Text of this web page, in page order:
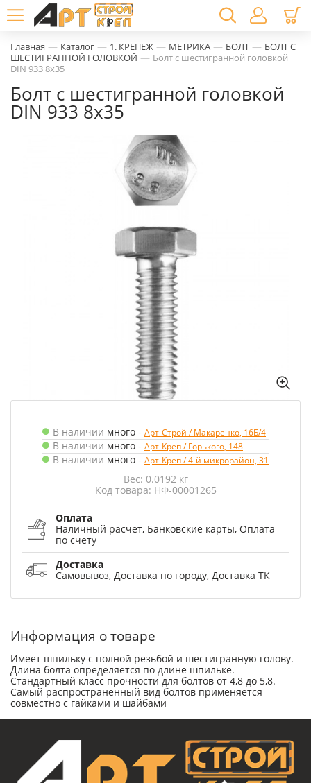
Главная — Каталог — 1. КРЕПЕЖ — МЕТРИКА — БОЛТ — БОЛТ С
ШЕСТИГРАННОЙ ГОЛОВКОЙ — Болт с шестигранной головкой
DIN 933 8х35
Болт с шестигранной головкой
DIN 933 8х35
В наличии много - Арт-Строй / Макаренко, 16Б/4
В наличии много - Арт-Креп / Горького, 148
В наличии много - Арт-Креп / 4-й микрорайон, 31
Вес: 0.0192 кг
Код товара: НФ-00001265
Оплата
Наличный расчет, Банковские карты, Оплата
по счёту
Доставка
Самовывоз, Доставка по городу, Доставка ТК
Информация о товаре
Имеет шпильку с полной резьбой и шестигранную голову.
Длина болта определяется по длине шпильке.
Стандартный класс прочности для болтов от 4,8 до 5,8.
Самый распространенный вид болтов применяется
совместно с гайками и шайбами